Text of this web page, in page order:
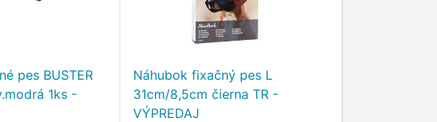
pes BUSTER
1ks -
Náhubok fixačný pes L
31cm/8,5cm čierna TR -
VÝPREDAJ